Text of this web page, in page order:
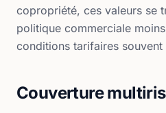
copropriété, ces valeurs se
politique commerciale
conditions tarifaires souvent
Couverture